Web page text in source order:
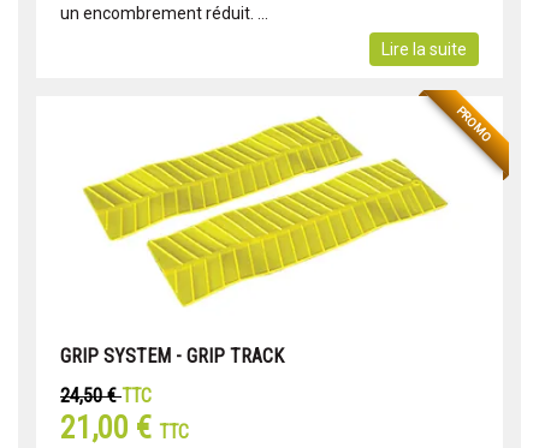
un encombrement réduit. ...
Lire la suite
PROMO
GRIP SYSTEM - GRIP TRACK
24,50 €TTC
21,00 € TTC